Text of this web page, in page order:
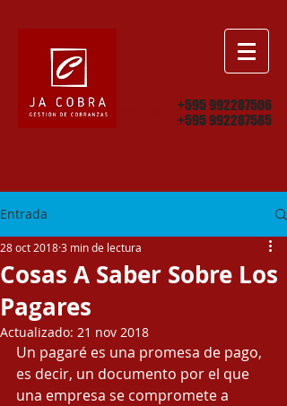
+595 992287506
+595 992287585
Entrada
Cosas A Saber Sobre Los
Pagares
28 oct 20183 min de lectura
Actualizado: 21 nov 2018
Un pagaré es una promesa de pago,
es decir, un documento por el que
una empresa se compromete a